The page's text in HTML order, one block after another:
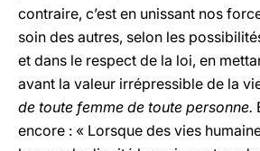
contraire, c’est en unissant nos
soin des autres, selon les
et dans le respect de la loi, en
avant la valeur irrépressible de la
de toute femme de toute personne.
encore : « Lorsque des vies